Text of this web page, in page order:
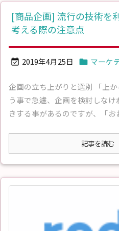
[商品企画] 流行の技術を
考える際の注意点
 2019年4月25日  マーケ
企画の立ち上がりと選別 「上
う事で急遽、企画を検討しな
きする事があるのですが、「お
記事を読む